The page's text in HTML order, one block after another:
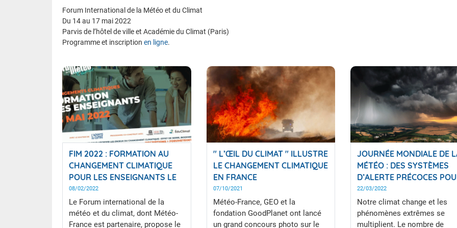
Forum International de la Météo et du Climat
Du 14 au 17 mai 2022
Parvis de l’hôtel de ville et Académie du Climat (Paris)
Programme et inscription en ligne.
FIM 2022 : FORMATION AU
CHANGEMENT CLIMATIQUE
POUR LES ENSEIGNANTS LE
16 MAI
08/02/2022
Le Forum international de la
météo et du climat, dont Météo-
France est partenaire, propose le
" L’ŒIL DU CLIMAT " ILLUSTRE
LE CHANGEMENT CLIMATIQUE
EN FRANCE
07/10/2021
Météo-France, GEO et la
fondation GoodPlanet ont lancé
un grand concours photo sur le
JOURNÉE MONDIALE DE
MÉTÉO : DES SYSTÈMES
D’ALERTE PRÉCOCES
FAIRE FACE AUX ÉPISODES
EXTRÊMES
22/03/2022
Notre climat change et les
phénomènes extrêmes se
multiplient. Le nombre de